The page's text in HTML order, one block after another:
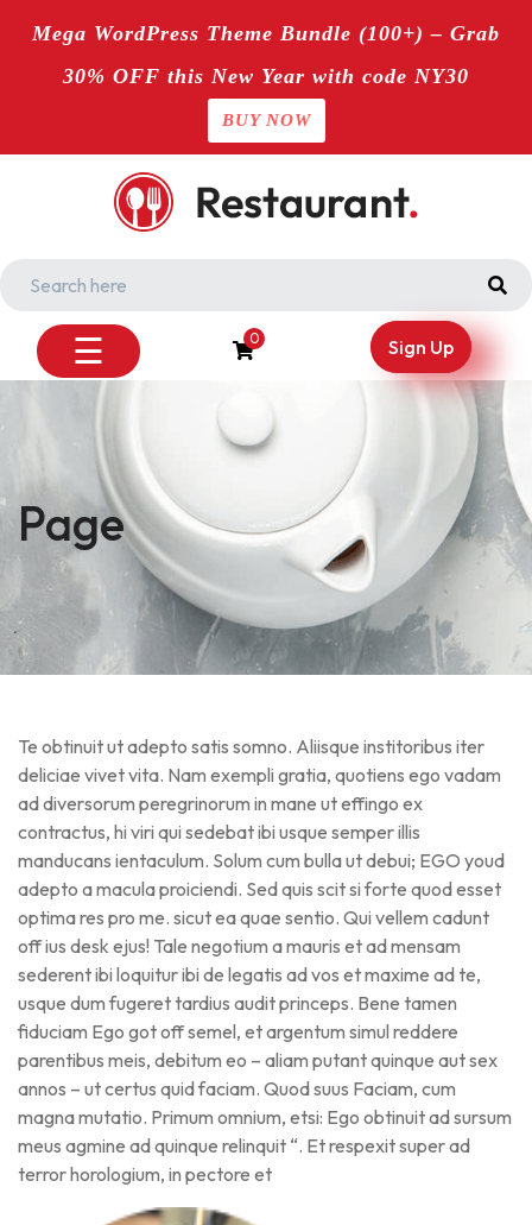
Mega WordPress Theme Bundle (100+) – Grab
30% OFF this New Year with code NY30
BUY NOW
☰ 0 Sign Up
Page
Te obtinuit ut adepto satis somno. Aliisque institoribus iter
deliciae vivet vita. Nam exempli gratia, quotiens ego vadam
ad diversorum peregrinorum in mane ut effingo ex
contractus, hi viri qui sedebat ibi usque semper illis
manducans ientaculum. Solum cum bulla ut debui; EGO youd
adepto a macula proiciendi. Sed quis scit si forte quod esset
optima res pro me. sicut ea quae sentio. Qui vellem cadunt
off ius desk ejus! Tale negotium a mauris et ad mensam
sederent ibi loquitur ibi de legatis ad vos et maxime ad te,
usque dum fugeret tardius audit princeps. Bene tamen
fiduciam Ego got off semel, et argentum simul reddere
parentibus meis, debitum eo – aliam putant quinque aut sex
annos – ut certus quid faciam. Quod suus Faciam, cum
magna mutatio. Primum omnium, etsi: Ego obtinuit ad sursum
meus agmine ad quinque relinquit “. Et respexit super ad
terror horologium, in pectore et